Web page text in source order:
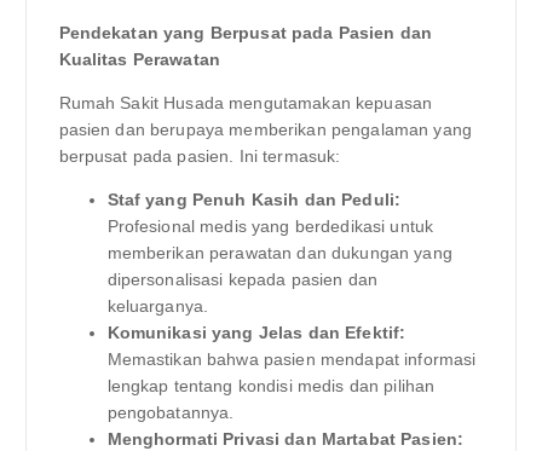
Pendekatan yang Berpusat pada Pasien dan
Kualitas Perawatan
Rumah Sakit Husada mengutamakan kepuasan
pasien dan berupaya memberikan pengalaman yang
berpusat pada pasien. Ini termasuk:
Staf yang Penuh Kasih dan Peduli:
Profesional medis yang berdedikasi untuk
memberikan perawatan dan dukungan yang
dipersonalisasi kepada pasien dan
keluarganya.
Komunikasi yang Jelas dan Efektif:
Memastikan bahwa pasien mendapat informasi
lengkap tentang kondisi medis dan pilihan
pengobatannya.
Menghormati Privasi dan Martabat Pasien: